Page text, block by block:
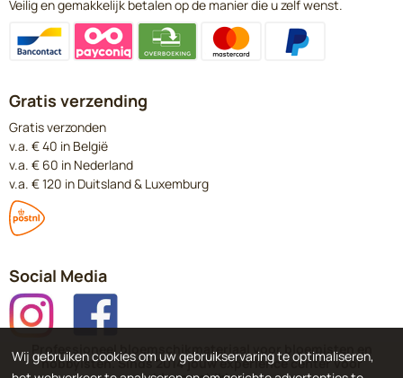
Veilig en gemakkelijk betalen op de manier die u zelf wenst.
Gratis verzending
Gratis verzonden
v.a. € 40 in België
v.a. € 60 in Nederland
v.a. € 120 in Duitsland & Luxemburg
Social Media
Professioneel bloemschikmateriaal voor bloemisten en
hobbyisten. Sinds 2014 jouw experience center voor
Wij gebruiken cookies om uw gebruikservaring te optimaliseren,